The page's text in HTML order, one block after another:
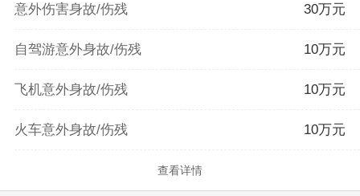
意外伤害身故/伤残 30万元
自驾游意外身故/伤残 10万元
飞机意外身故/伤残 10万元
火车意外身故/伤残 10万元
查看详情